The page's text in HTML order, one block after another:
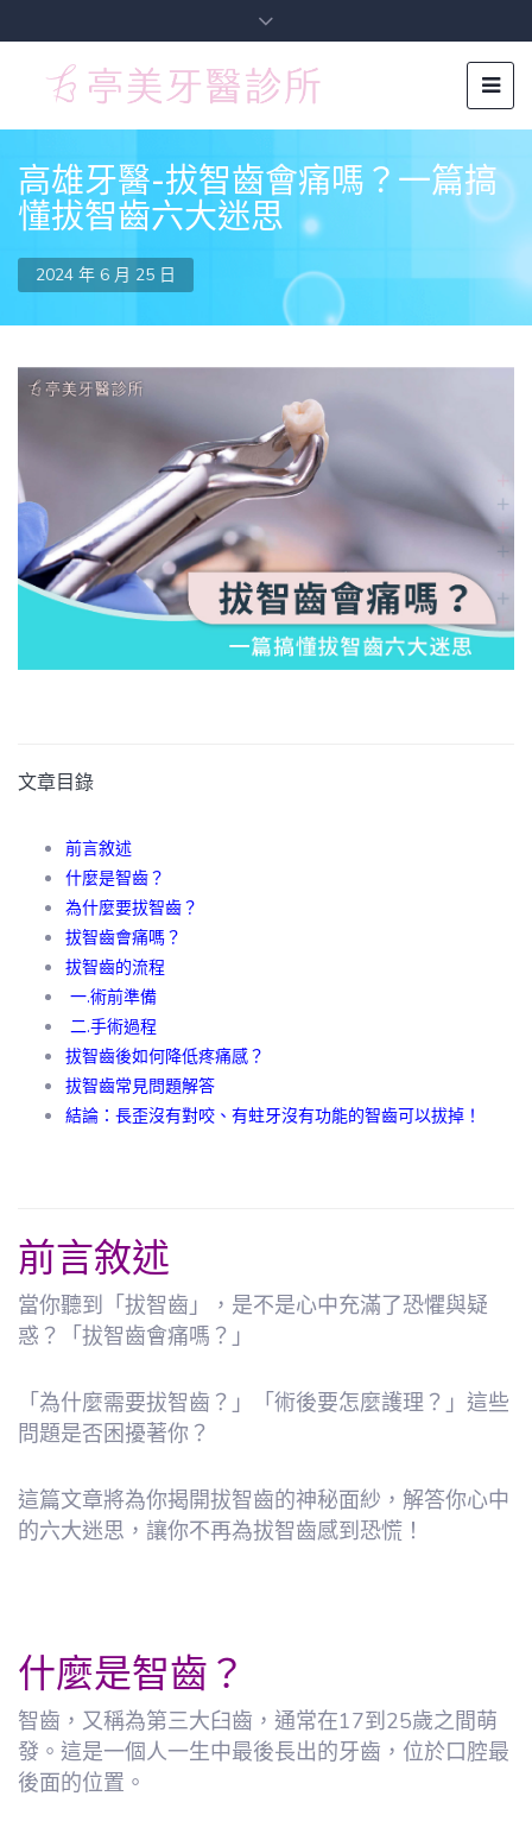
高雄牙醫-拔智齒會痛嗎？一篇搞
懂拔智齒六大迷思
2024 年 6 月 25 日
文章目錄
前言敘述
什麼是智齒？
為什麼要拔智齒？
拔智齒會痛嗎？
拔智齒的流程
一.術前準備
二.手術過程
拔智齒後如何降低疼痛感？
拔智齒常見問題解答
結論：長歪沒有對咬、有蛀牙沒有功能的智齒可以拔掉！
前言敘述
當你聽到「拔智齒」，是不是心中充滿了恐懼與疑
惑？「拔智齒會痛嗎？」
「為什麼需要拔智齒？」「術後要怎麼護理？」這些
問題是否困擾著你？
這篇文章將為你揭開拔智齒的神秘面紗，解答你心中
的六大迷思，讓你不再為拔智齒感到恐慌！
什麼是智齒？
智齒，又稱為第三大臼齒，通常在17到25歲之間萌
發。這是一個人一生中最後長出的牙齒，位於口腔最
後面的位置。